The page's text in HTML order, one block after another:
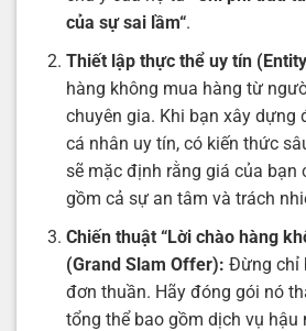
của sự sai lầm“.
Thiết lập thực thể uy tín
hàng không mua hàng từ
chuyên gia. Khi bạn xây dựng
cá nhân uy tín, có kiến thức
sẽ mặc định rằng giá của bạn
gồm cả sự an tâm và trách
Chiến thuật “Lời chào hàng
(Grand Slam Offer): Đừng chỉ
đơn thuần. Hãy đóng gói nó
tổng thể bao gồm dịch vụ hậu